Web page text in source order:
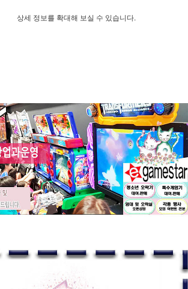
상세 정보를 확대해 보실 수 있습니다.